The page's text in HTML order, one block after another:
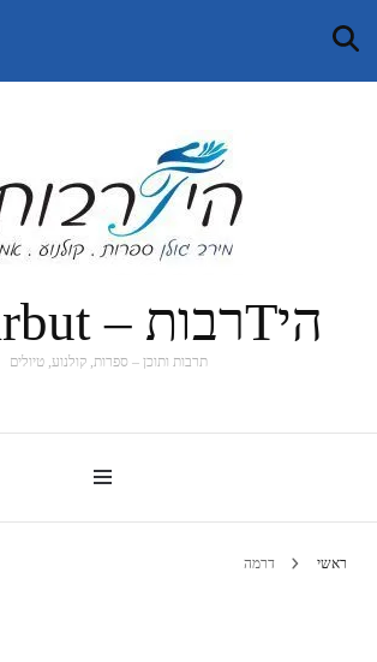
היTרבות – HiTarbut
תרבות ותוכן – ספרות, קולנוע, טיולים
ראשי דרמה